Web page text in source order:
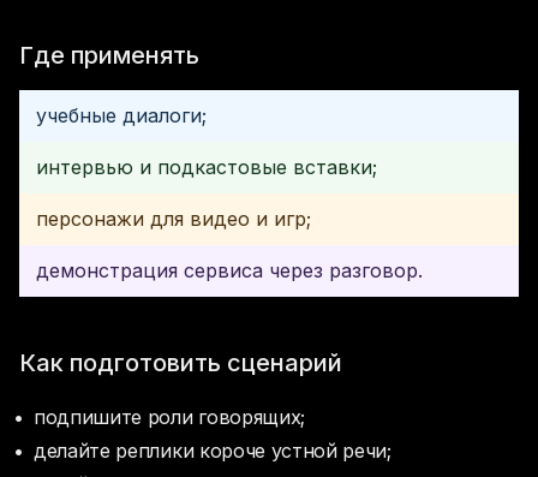
Где применять
учебные диалоги;
интервью и подкастовые вставки;
персонажи для видео и игр;
демонстрация сервиса через разговор.
Как подготовить сценарий
подпишите роли говорящих;
делайте реплики короче устной речи;